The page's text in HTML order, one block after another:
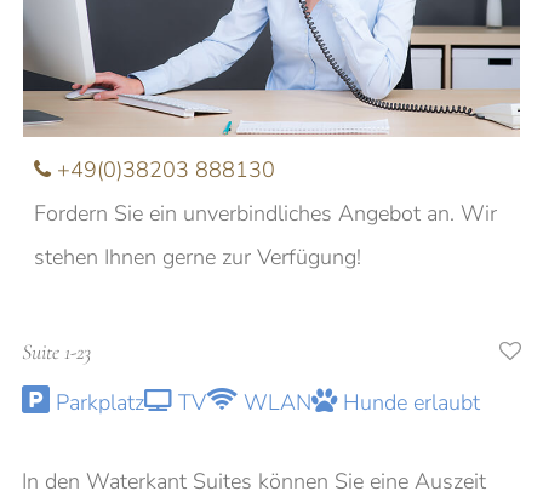
Suite 1-23
Parkplatz TV WLAN Hunde erlaubt
In den Waterkant Suites können Sie eine Auszeit
Nachname
E-Mail
Anfrage
Ich möchte über aktuelle Angebote und
+49(0)38203 888130
Fordern Sie ein unverbindliches Angebot an. Wir
stehen Ihnen gerne zur Verfügung!